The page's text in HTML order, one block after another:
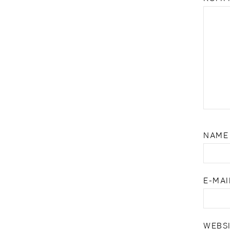
NAME
E-